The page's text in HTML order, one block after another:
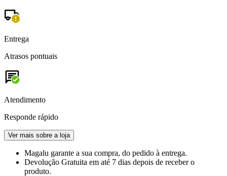
Entrega
Atrasos pontuais
Atendimento
Responde rápido
Ver mais sobre a loja
Magalu garante a sua compra, do pedido à entrega.
Devolução Gratuita em até 7 dias depois de receber o
produto.